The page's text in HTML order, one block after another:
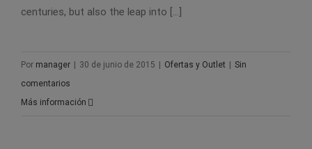
centuries, but also the leap into [...]
Por manager | 30 de junio de 2015 | Ofertas y Outlet | Sin
comentarios
Más información